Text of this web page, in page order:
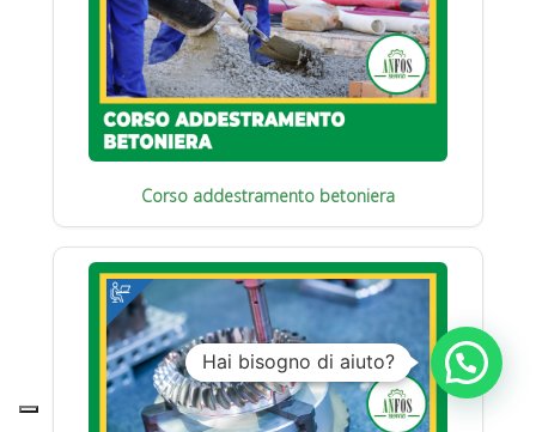
Corso addestramento betoniera
Hai bisogno di aiuto?